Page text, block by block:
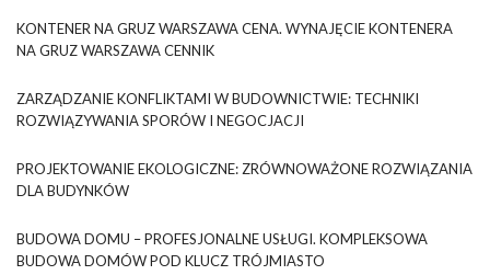
KONTENER NA GRUZ WARSZAWA CENA. WYNAJĘCIE KONTENERA
NA GRUZ WARSZAWA CENNIK
ZARZĄDZANIE KONFLIKTAMI W BUDOWNICTWIE: TECHNIKI
ROZWIĄZYWANIA SPORÓW I NEGOCJACJI
PROJEKTOWANIE EKOLOGICZNE: ZRÓWNOWAŻONE ROZWIĄZANIA
DLA BUDYNKÓW
BUDOWA DOMU – PROFESJONALNE USŁUGI. KOMPLEKSOWA
BUDOWA DOMÓW POD KLUCZ TRÓJMIASTO